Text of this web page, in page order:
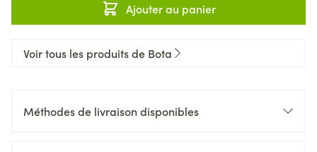
Ajouter au panier
Voir tous les produits de Bota
Méthodes de livraison disponibles